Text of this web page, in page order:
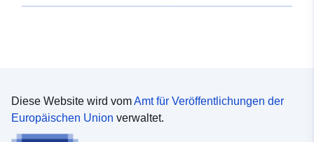
Diese Website wird vomAmt für Veröffentlichungen der
Europäischen Union verwaltet.